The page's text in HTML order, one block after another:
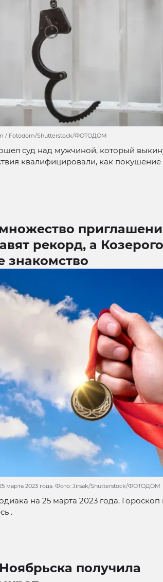
/ Fotodom/Shutterstock/ФОТОДОМ
суд над мужчиной, который
квалифицировали, как покушение
рекорд, а
знакомство
марта 2023 года. Фото: Jirsak/Shutterstock/ФОТОДОМ
на 25 марта 2023 года. Гороскоп
.
получила